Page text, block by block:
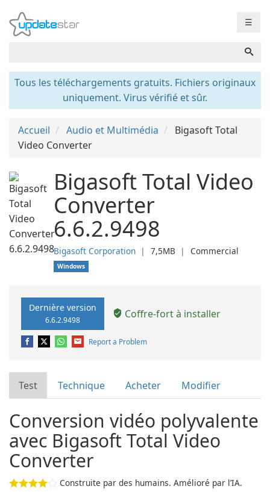
☰
Tous les téléchargements gratuits. Fichiers originaux
uniquement. Virus vérifié et sûr.
Accueil Audio et Multimédia
Bigasoft Total
Video Converter
Bigasoft Total Video
Converter
6.6.2.9498
Bigasoft Corporation ❘ 7,5MB ❘ Commercial
Windows
Dernière version
6.6.2.9498 Coffre-fort à installer
Report a Problem
Test Technique Acheter Modifier
Conversion vidéo polyvalente
avec Bigasoft Total Video
Converter
Construite par des humains. Amélioré par l’IA.